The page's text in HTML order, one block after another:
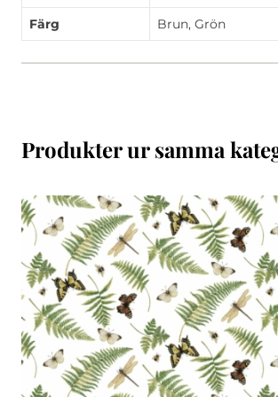
Färg Brun, Grön
Produkter ur samma